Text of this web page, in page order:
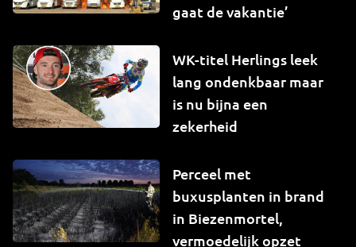
gaat de vakantie’
WK-titel Herlings leek
lang ondenkbaar maar
is nu bijna een
zekerheid
Perceel met
buxusplanten in brand
in Biezenmortel,
vermoedelijk opzet